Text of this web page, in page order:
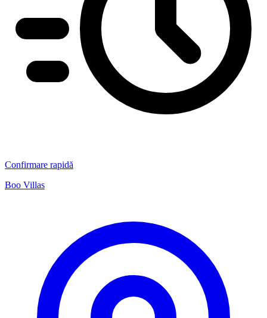
Confirmare rapidă
Boo Villas